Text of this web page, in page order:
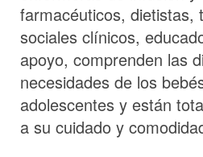
farmacéuticos, dietistas,
sociales clínicos,
apoyo, comprenden las
necesidades de los
adolescentes y están
a su cuidado y